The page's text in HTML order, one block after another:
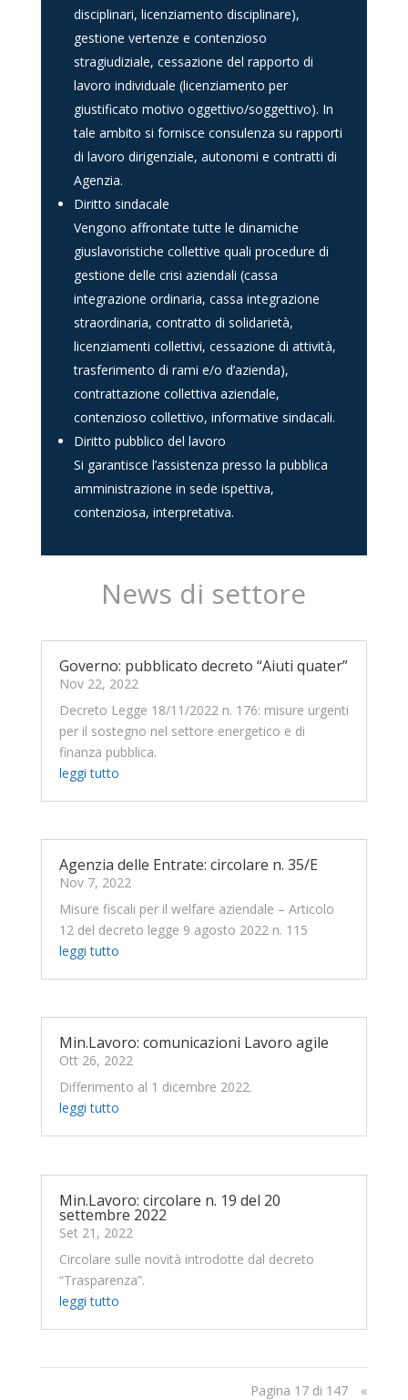
disciplinari, licenziamento disciplinare),
gestione vertenze e contenzioso
stragiudiziale, cessazione del rapporto di
lavoro individuale (licenziamento per
giustificato motivo oggettivo/soggettivo). In
tale ambito si fornisce consulenza su rapporti
di lavoro dirigenziale, autonomi e contratti di
Agenzia.
Diritto sindacale
Vengono affrontate tutte le dinamiche
giuslavoristiche collettive quali procedure di
gestione delle crisi aziendali (cassa
integrazione ordinaria, cassa integrazione
straordinaria, contratto di solidarietà,
licenziamenti collettivi, cessazione di attività,
trasferimento di rami e/o d’azienda),
contrattazione collettiva aziendale,
contenzioso collettivo, informative sindacali.
Diritto pubblico del lavoro
Si garantisce l’assistenza presso la pubblica
amministrazione in sede ispettiva,
contenziosa, interpretativa.
News di settore
Governo: pubblicato decreto “Aiuti quater”
Nov 22, 2022
Decreto Legge 18/11/2022 n. 176: misure urgenti
per il sostegno nel settore energetico e di
finanza pubblica.
leggi tutto
Agenzia delle Entrate: circolare n. 35/E
Nov 7, 2022
Misure fiscali per il welfare aziendale – Articolo
12 del decreto legge 9 agosto 2022 n. 115
leggi tutto
Min.Lavoro: comunicazioni Lavoro agile
Ott 26, 2022
Differimento al 1 dicembre 2022.
leggi tutto
Min.Lavoro: circolare n. 19 del 20
settembre 2022
Set 21, 2022
Circolare sulle novità introdotte dal decreto
“Trasparenza”.
leggi tutto
Pagina 17 di 147 «